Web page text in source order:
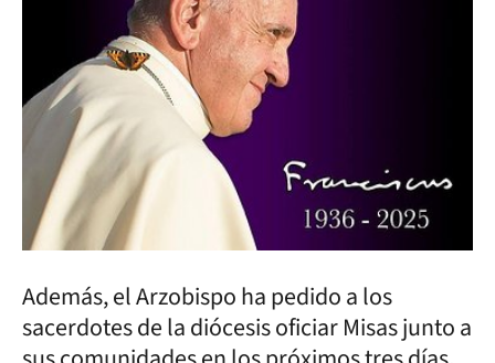
Además, el Arzobispo ha pedido a los
sacerdotes de la diócesis oficiar Misas junto a